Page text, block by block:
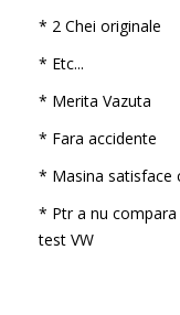
* 2 Chei originale
* Etc...
* Merita Vazuta
* Fara accidente
* Masina satisface
* Ptr a nu
test VW